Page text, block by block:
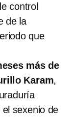
control
de la
que
más de
Karam,
sexenio de